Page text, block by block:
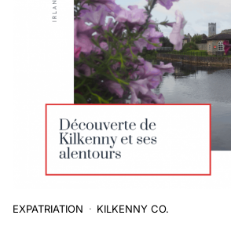
EXPATRIATION KILKENNY CO.